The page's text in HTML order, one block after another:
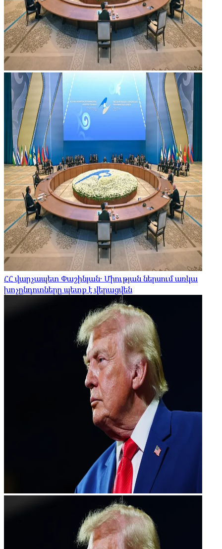
ՀՀ վարչապետ Փաշինյան․ Միության ներսում առկա
խոչընդոտները պետք է վերացվեն